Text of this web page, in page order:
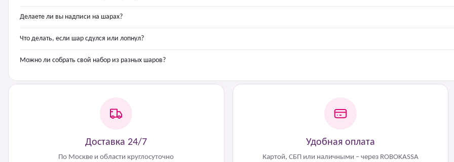
Делаете ли вы надписи на шарах?
Что делать, если шар сдулся или лопнул?
Можно ли собрать свой набор из разных шаров?
Доставка 24/7
По Москве и области круглосуточно
Удобная оплата
Картой, СБП или наличными – через ROBOKASSA